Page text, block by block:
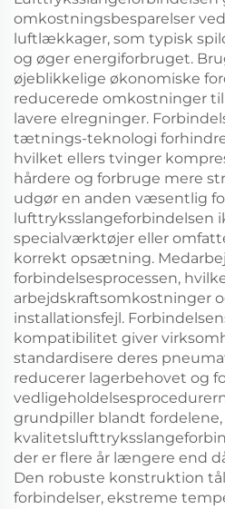
omkostningsbesparelser
luftlækkager, som typisk
og øger energiforbruget.
øjeblikkelige økonomiske
reducerede omkostninger
lavere elregninger.
tætnings-teknologi
hvilket ellers tvinger
hårdere og forbruge mere
udgør en anden væsentlig
lufttryksslangeforbindelsen
specialværktøjer eller
korrekt opsætning.
forbindelsesprocessen,
arbejdskraftsomkostninger
installationsfejl.
kompatibilitet giver
standardisere deres
reducerer lagerbehovet og
grundpiller blandt
der er flere år længere end
Den robuste konstruktion
forbindelser, ekstreme